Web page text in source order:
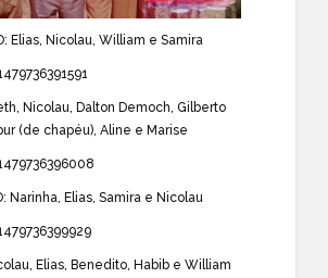
Elias, Nicolau, William e Samira
Nicolau, Dalton Democh, Gilberto
(de chapéu), Aline e Marise
Narinha, Elias, Samira e Nicolau
Elias, Benedito, Habib e William